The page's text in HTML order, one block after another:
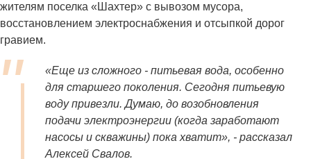
жителям поселка «Шахтер» с вывозом мусора,
восстановлением электроснабжения и отсыпкой дорог
гравием.
«Еще из сложного - питьевая вода, особенно
для старшего поколения. Сегодня питьевую
воду привезли. Думаю, до возобновления
подачи электроэнергии (когда заработают
насосы и скважины) пока хватит», - рассказал
Алексей Свалов.